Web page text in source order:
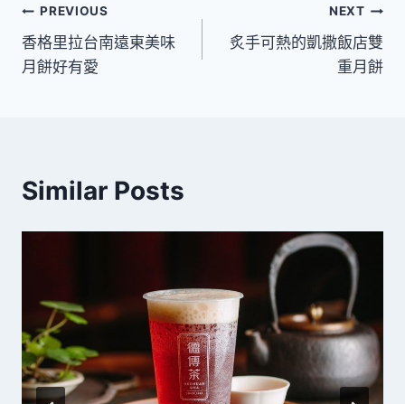
文
章
PREVIOUS
香格里拉台南遠東美味
月餅好有愛
NEXT
炙手可熱的凱撒飯店雙
重月餅
Similar Posts